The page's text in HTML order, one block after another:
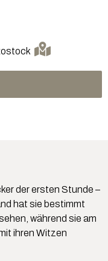
der ersten Stunde –
hat sie bestimmt
während sie am
ihren Witzen